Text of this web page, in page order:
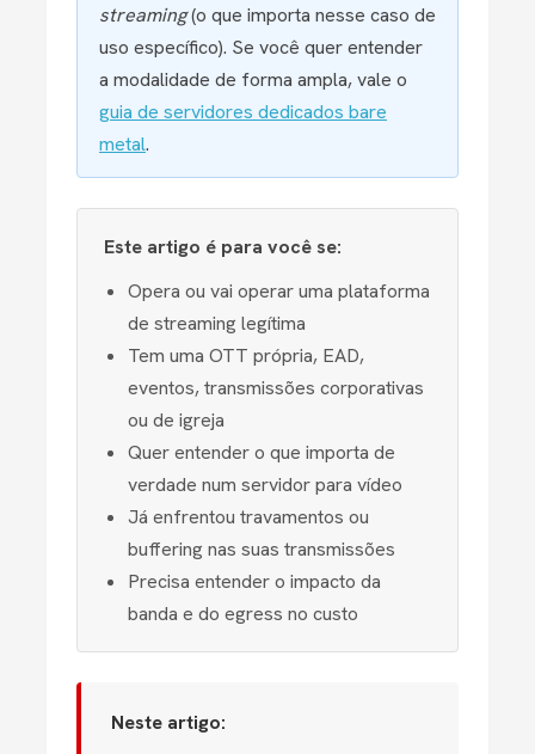
streaming(o que importa nesse caso de
uso específico). Se você quer entender
a modalidade de forma ampla, vale o
guia de servidores dedicados bare
metal.
Este artigo é para você se:
Opera ou vai operar uma plataforma
de streaming legítima
Tem uma OTT própria, EAD,
eventos, transmissões corporativas
ou de igreja
Quer entender o que importa de
verdade num servidor para vídeo
Já enfrentou travamentos ou
buffering nas suas transmissões
Precisa entender o impacto da
banda e do egress no custo
Neste artigo: